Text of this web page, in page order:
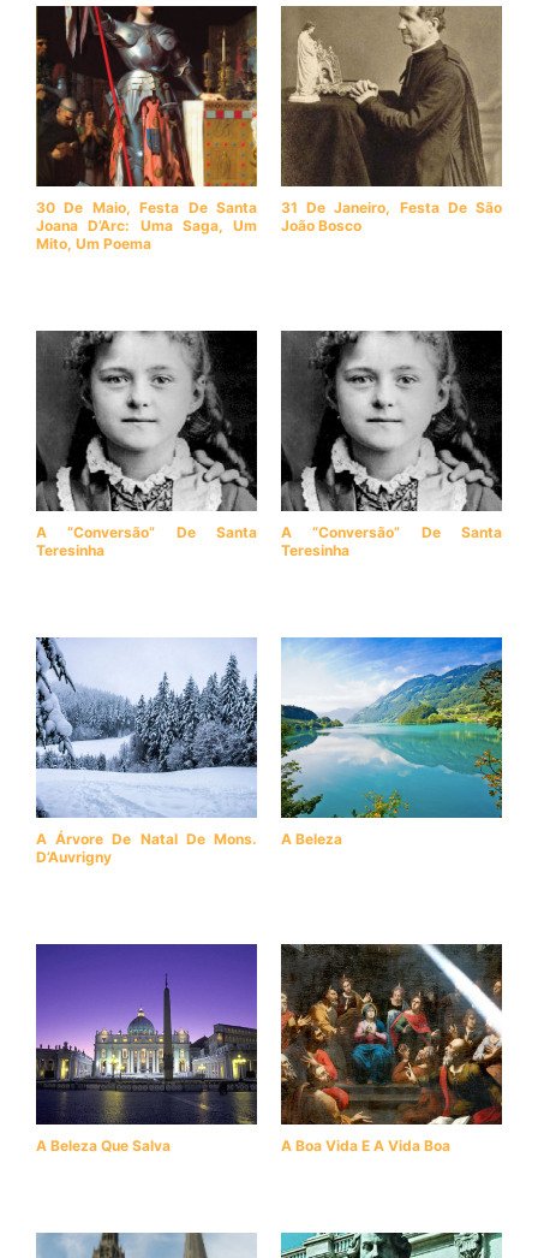
30 De Maio, Festa De Santa
Joana D’Arc: Uma Saga, Um
Mito, Um Poema
31 De Janeiro, Festa De São
João Bosco
A “conversão” De Santa
Teresinha
A “conversão” De Santa
Teresinha
A Árvore De Natal De Mons.
D’Auvrigny
A Beleza
A Beleza Que Salva A Boa Vida E A Vida Boa